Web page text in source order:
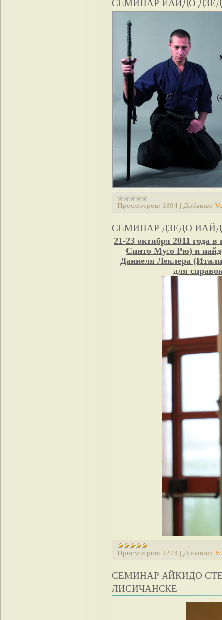
СЕМИНАР ИАЙДО
Просмотров: 1394 | Добавил:
СЕМИНАР ДЗЕДО
21-23 октября 2011 года
Синто Мусо Рю) и
Даниеля Леклера
для
Просмотров: 1273 | Добавил:
СЕМИНАР АЙКИДО
ЛИСИЧАНСКЕ